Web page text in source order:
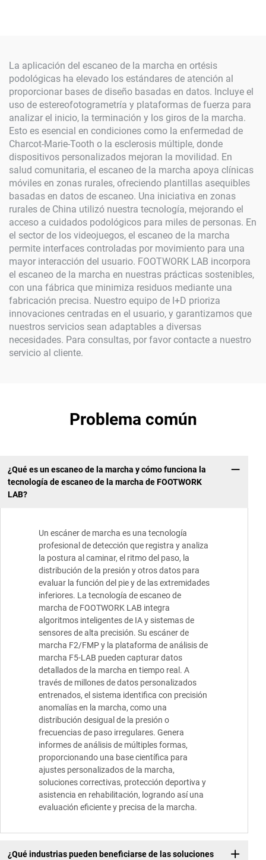
La aplicación del escaneo de la marcha en ortésis
podológicas ha elevado los estándares de atención al
proporcionar bases de diseño basadas en datos. Incluye el
uso de estereofotogrametría y plataformas de fuerza para
analizar el inicio, la terminación y los giros de la marcha.
Esto es esencial en condiciones como la enfermedad de
Charcot-Marie-Tooth o la esclerosis múltiple, donde
dispositivos personalizados mejoran la movilidad. En
salud comunitaria, el escaneo de la marcha apoya clínicas
móviles en zonas rurales, ofreciendo plantillas asequibles
basadas en datos de escaneo. Una iniciativa en zonas
rurales de China utilizó nuestra tecnología, mejorando el
acceso a cuidados podológicos para miles de personas. En
el sector de los videojuegos, el escaneo de la marcha
permite interfaces controladas por movimiento para una
mayor interacción del usuario. FOOTWORK LAB incorpora
el escaneo de la marcha en nuestras prácticas sostenibles,
con una fábrica que minimiza residuos mediante una
fabricación precisa. Nuestro equipo de I+D prioriza
innovaciones centradas en el usuario, y garantizamos que
nuestros servicios sean adaptables a diversas
necesidades. Para consultas, por favor contacte a nuestro
servicio al cliente.
Problema común
¿Qué es un escaneo de la marcha y cómo funciona la
tecnología de escaneo de la marcha de FOOTWORK
LAB?
Un escáner de marcha es una tecnología
profesional de detección que registra y analiza
la postura al caminar, el ritmo del paso, la
distribución de la presión y otros datos para
evaluar la función del pie y de las extremidades
inferiores. La tecnología de escaneo de
marcha de FOOTWORK LAB integra
algoritmos inteligentes de IA y sistemas de
sensores de alta precisión. Su escáner de
marcha F2/FMP y la plataforma de análisis de
marcha F5-LAB pueden capturar datos
detallados de la marcha en tiempo real. A
través de millones de datos personalizados
entrenados, el sistema identifica con precisión
anomalías en la marcha, como una
distribución desigual de la presión o
frecuencias de paso irregulares. Genera
informes de análisis de múltiples formas,
proporcionando una base científica para
ajustes personalizados de la marcha,
soluciones correctivas, protección deportiva y
asistencia en rehabilitación, logrando así una
evaluación eficiente y precisa de la marcha.
¿Qué industrias pueden beneficiarse de las soluciones